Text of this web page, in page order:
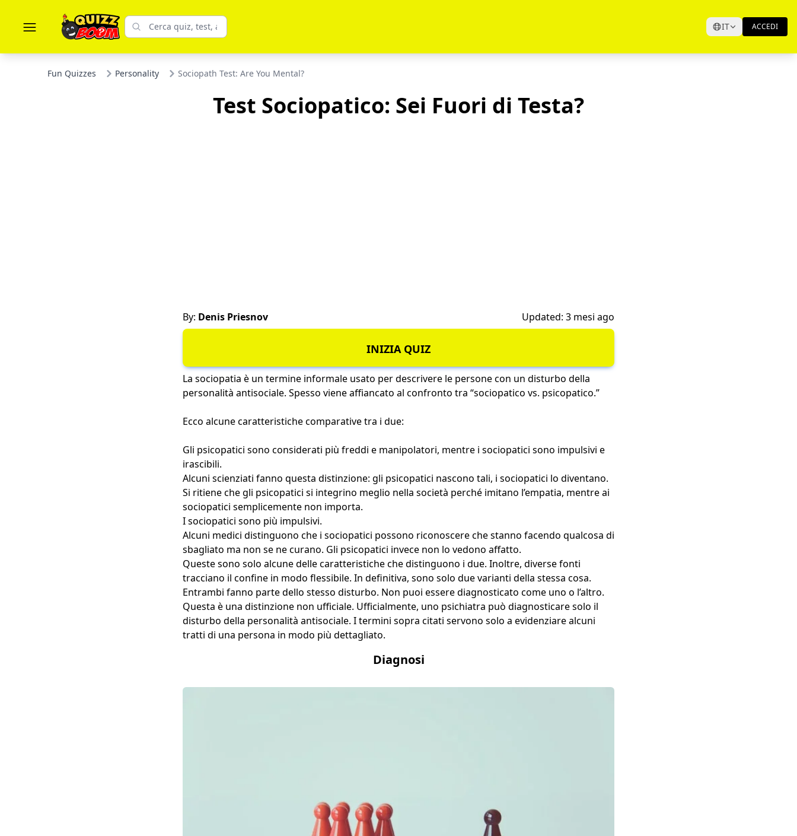
IT ACCEDI
Fun Quizzes Personality Sociopath Test: Are You Mental?
Test Sociopatico: Sei Fuori di Testa?
By: Denis Priesnov Updated: 3 mesi ago
INIZIA QUIZ
La sociopatia è un termine informale usato per descrivere le persone con un disturbo della
personalità antisociale. Spesso viene affiancato al confronto tra “sociopatico vs. psicopatico.”
Ecco alcune caratteristiche comparative tra i due:
Gli psicopatici sono considerati più freddi e manipolatori, mentre i sociopatici sono impulsivi e
irascibili.
Alcuni scienziati fanno questa distinzione: gli psicopatici nascono tali, i sociopatici lo diventano.
Si ritiene che gli psicopatici si integrino meglio nella società perché imitano l’empatia, mentre ai
sociopatici semplicemente non importa.
I sociopatici sono più impulsivi.
Alcuni medici distinguono che i sociopatici possono riconoscere che stanno facendo qualcosa di
sbagliato ma non se ne curano. Gli psicopatici invece non lo vedono affatto.
Queste sono solo alcune delle caratteristiche che distinguono i due. Inoltre, diverse fonti
tracciano il confine in modo flessibile. In definitiva, sono solo due varianti della stessa cosa.
Entrambi fanno parte dello stesso disturbo. Non puoi essere diagnosticato come uno o l’altro.
Questa è una distinzione non ufficiale. Ufficialmente, uno psichiatra può diagnosticare solo il
disturbo della personalità antisociale. I termini sopra citati servono solo a evidenziare alcuni
tratti di una persona in modo più dettagliato.
Diagnosi